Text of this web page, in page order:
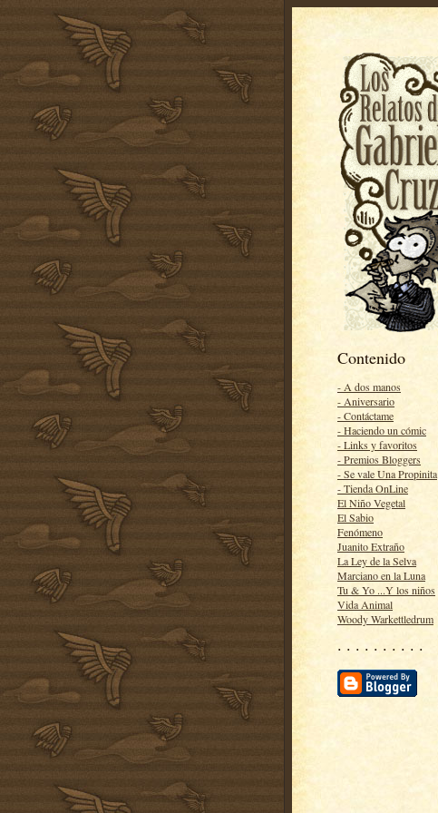
Contenido
- A dos manos
- Aniversario
- Contáctame
- Haciendo un cómic
- Links y favoritos
- Premios Bloggers
- Se vale Una Propinita
- Tienda OnLine
El Niño Vegetal
El Sabio
Fenómeno
Juanito Extraño
La Ley de la Selva
Marciano en la Luna
Tu & Yo ...Y los niños
Vida Animal
Woody Warkettledrum
· · · · · · · · · ·